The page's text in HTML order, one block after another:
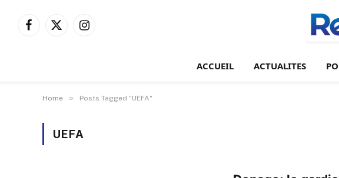
Facebook
X
Instagram
ACCUEIL ACTUALITES
Home » Posts Tagged "UEFA"
UEFA